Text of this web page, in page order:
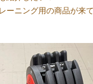
ーニング用の商品が来